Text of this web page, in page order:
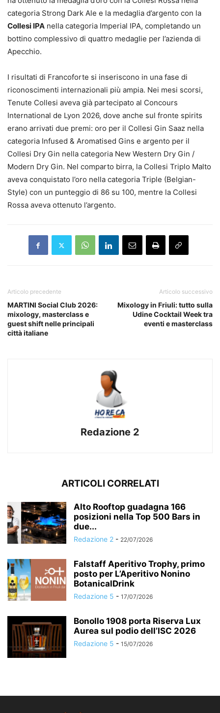
categoria Strong Dark Ale e la medaglia d’argento con la
Collesi IPA nella categoria Imperial IPA, completando un
bottino complessivo di quattro medaglie per l’azienda di
Apecchio.
I risultati di Francoforte si inseriscono in una fase di
riconoscimenti internazionali più ampia. Nei mesi scorsi,
Tenute Collesi aveva già partecipato al Concours
International de Lyon 2026, dove anche sul fronte spirits
erano arrivati due premi: oro per il Collesi Gin Saaz nella
categoria Infused & Aromatised Gins e argento per il
Collesi Dry Gin nella categoria New Western Dry Gin /
Modern Dry Gin. Nel comparto birra, la Collesi Triplo Malto
aveva conquistato l’oro nella categoria Triple (Belgian-
Style) con un punteggio di 86 su 100, mentre la Collesi
Rossa aveva ottenuto l’argento.
Articolo precedente
MARTINI Social Club 2026:
mixology, masterclass e
guest shift nelle principali
città italiane
Articolo successivo
Mixology in Friuli: tutto sulla
Udine Cocktail Week tra
eventi e masterclass
Redazione 2
ARTICOLI CORRELATI
Alto Rooftop guadagna 166
posizioni nella Top 500 Bars in
due...
Redazione 2 - 22/07/2026
Falstaff Aperitivo Trophy, primo
posto per L’Aperitivo Nonino
BotanicalDrink
Redazione 5 - 17/07/2026
Bonollo 1908 porta Riserva Lux
Aurea sul podio dell’ISC 2026
Redazione 5 - 15/07/2026